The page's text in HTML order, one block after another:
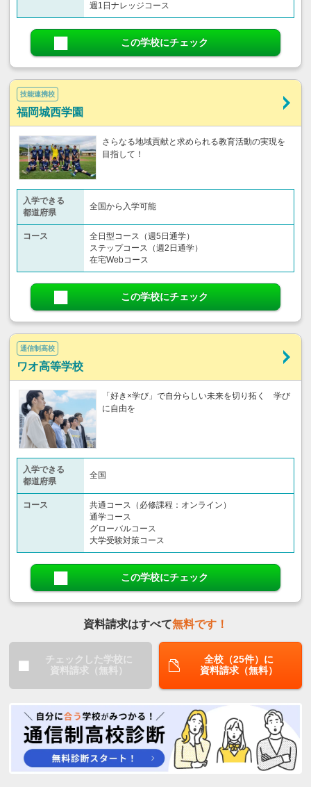
週1日ナレッジコース
この学校にチェック
技能連携校
福岡城西学園
さらなる地域貢献と求められる教育活動の実現を
目指して！
入学できる
都道府県
全国から入学可能
コース
全日型コース（週5日通学）
ステップコース（週2日通学）
在宅Webコース
この学校にチェック
通信制高校
ワオ高等学校
「好き×学び」で自分らしい未来を切り拓く 学び
に自由を
入学できる
都道府県
全国
コース
共通コース（必修課程：オンライン）
通学コース
グローバルコース
大学受験対策コース
この学校にチェック
資料請求はすべて無料です！
チェックした学校に
資料請求（無料）
全校（25件）に
資料請求（無料）